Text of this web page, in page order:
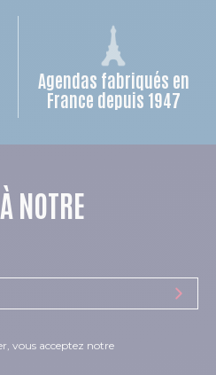
Agendas fabriqués en
France depuis 1947
NOTRE
vous acceptez notre